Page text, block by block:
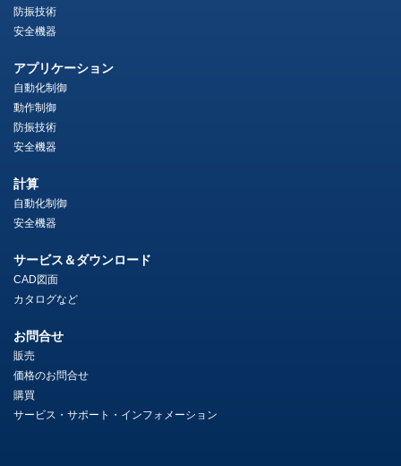
防振技術
安全機器
アプリケーション
自動化制御
動作制御
防振技術
安全機器
計算
自動化制御
安全機器
サービス＆ダウンロード
CAD図面
カタログなど
お問合せ
販売
価格のお問合せ
購買
サービス・サポート・インフォメーション